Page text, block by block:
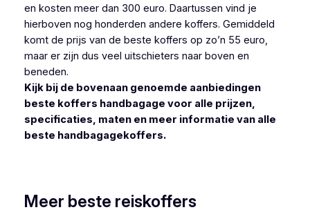
en kosten meer dan 300 euro. Daartussen vind je
hierboven nog honderden andere koffers. Gemiddeld
komt de prijs van de beste koffers op zo’n 55 euro,
maar er zijn dus veel uitschieters naar boven en
beneden.
Kijk bij de bovenaan genoemde aanbiedingen
beste koffers handbagage voor alle prijzen,
specificaties, maten en meer informatie van alle
beste handbagagekoffers.
Meer beste reiskoffers